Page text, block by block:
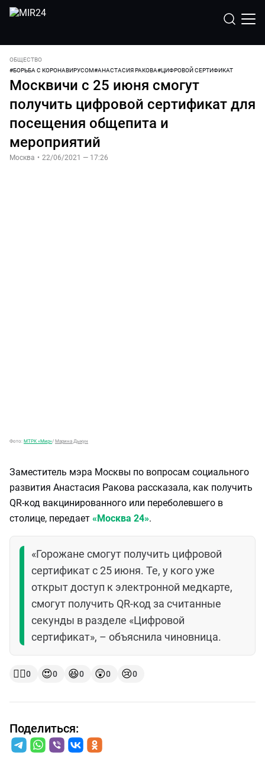
ОБЩЕСТВО
#БОРЬБА С КОРОНАВИРУСОМ#АНАСТАСИЯ РАКОВА#ЦИФРОВОЙ СЕРТИФИКАТ
Москвичи с 25 июня смогут
получить цифровой сертификат для
посещения общепита и
мероприятий
Москва • 22/06/2021 — 17:26
Фото: МТРК «Мир»/ Марина Дыкун
Заместитель мэра Москвы по вопросам социального
развития Анастасия Ракова рассказала, как получить
QR-код вакцинированного или переболевшего в
столице, передает «Москва 24».
«Горожане смогут получить цифровой
сертификат с 25 июня. Те, у кого уже
открыт доступ к электронной медкарте,
смогут получить QR-код за считанные
секунды в разделе «Цифровой
сертификат», – объяснила чиновница.
👍🏻0 😍0 😆0 😲0 😢0
Поделиться: